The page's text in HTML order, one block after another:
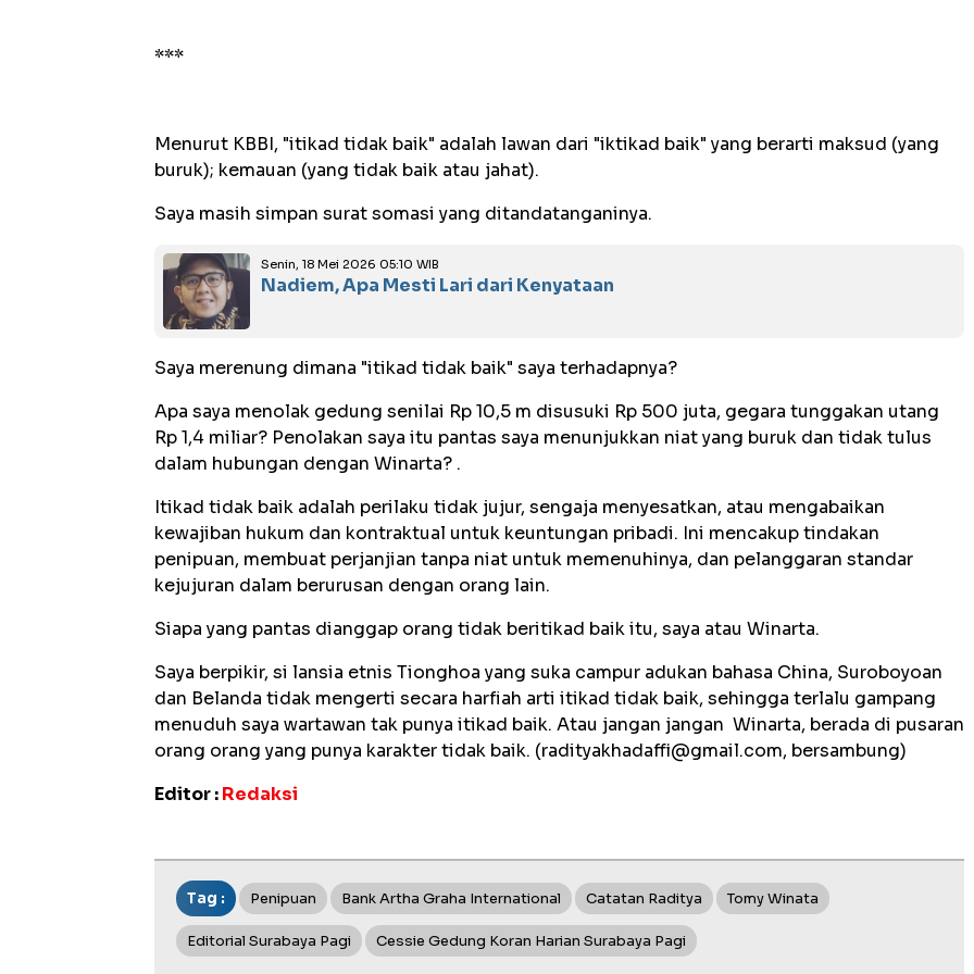
***
Menurut KBBI, "itikad tidak baik" adalah lawan dari "iktikad baik" yang berarti maksud (yang
buruk); kemauan (yang tidak baik atau jahat).
Saya masih simpan surat somasi yang ditandatanganinya.
Senin, 18 Mei 2026 05:10 WIB
Nadiem, Apa Mesti Lari dari Kenyataan
Saya merenung dimana "itikad tidak baik" saya terhadapnya?
Apa saya menolak gedung senilai Rp 10,5 m disusuki Rp 500 juta, gegara tunggakan utang
Rp 1,4 miliar? Penolakan saya itu pantas saya menunjukkan niat yang buruk dan tidak tulus
dalam hubungan dengan Winarta? .
Itikad tidak baik adalah perilaku tidak jujur, sengaja menyesatkan, atau mengabaikan
kewajiban hukum dan kontraktual untuk keuntungan pribadi. Ini mencakup tindakan
penipuan, membuat perjanjian tanpa niat untuk memenuhinya, dan pelanggaran standar
kejujuran dalam berurusan dengan orang lain.
Siapa yang pantas dianggap orang tidak beritikad baik itu, saya atau Winarta.
Saya berpikir, si lansia etnis Tionghoa yang suka campur adukan bahasa China, Suroboyoan
dan Belanda tidak mengerti secara harfiah arti itikad tidak baik, sehingga terlalu gampang
menuduh saya wartawan tak punya itikad baik. Atau jangan jangan Winarta, berada di pusaran
orang orang yang punya karakter tidak baik. (radityakhadaffi@gmail.com, bersambung)
Editor :Redaksi
Tag : Penipuan Bank Artha Graha International Catatan Raditya Tomy Winata
Editorial Surabaya Pagi Cessie Gedung Koran Harian Surabaya Pagi